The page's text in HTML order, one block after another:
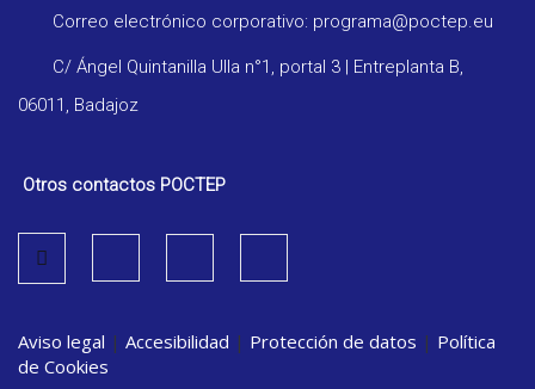
Correo electrónico corporativo: programa@poctep.eu
C/ Ángel Quintanilla Ulla n°1, portal 3 | Entreplanta B,
06011, Badajoz
Otros contactos POCTEP
Aviso legal | Accesibilidad | Protección de datos | Política
de Cookies